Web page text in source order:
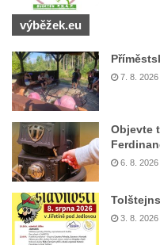
Socha svatého Jana
Sadech u Mlýnské stoky
Budějovicích
Sochy brouků u Mlýnské
Budějovicích
Socha svatého Vincence
nádvoří kláštera
Budějovicích
kláštera dominikánů v
Budějovicích
výběžek.eu
7. 8. 2026
Objevte
6. 8. 2026
3. 8. 2026